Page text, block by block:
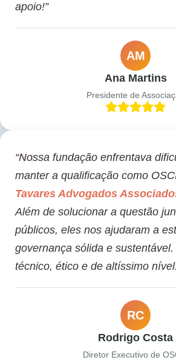
apoio!”
AM
Ana Martins
Presidente de
“Nossa fundação enfrentava
manter a qualificação como
Tavares Advogados
Além de solucionar a questão
públicos, eles nos ajudaram a
governança sólida e
técnico, ético e de altíssimo
RC
Rodrigo Costa
Diretor Executivo de